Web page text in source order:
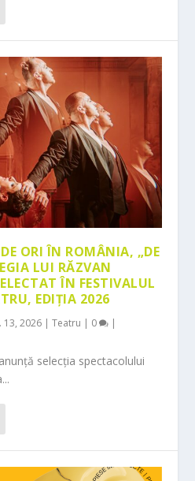
ORI ÎN ROMÂNIA, „DE
LUI RĂZVAN
ÎN FESTIVALUL
EDIȚIA 2026
13, 2026 |Teatru | 0 |
selecția spectacolului